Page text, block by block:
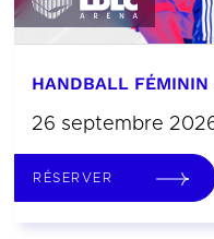
HANDBALL FÉMININ
26 septembre
RÉSERVER